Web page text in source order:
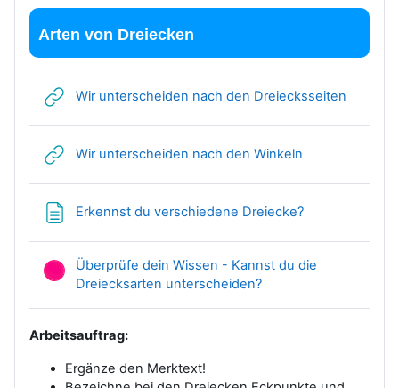
Arten von Dreiecken
Wir unterscheiden nach den Dreiecksseiten
Wir unterscheiden nach den Winkeln
Erkennst du verschiedene Dreiecke?Textseite
Überprüfe dein Wissen - Kannst du die
Dreiecksarten unterscheiden?HotPot
Arbeitsauftrag:
Ergänze den Merktext!